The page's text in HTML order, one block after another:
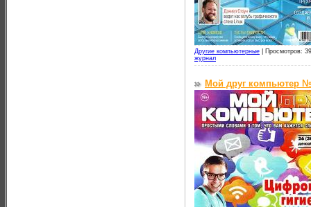
Другие компьютерные
Просмотров:
журнал
Мой друг компьютер